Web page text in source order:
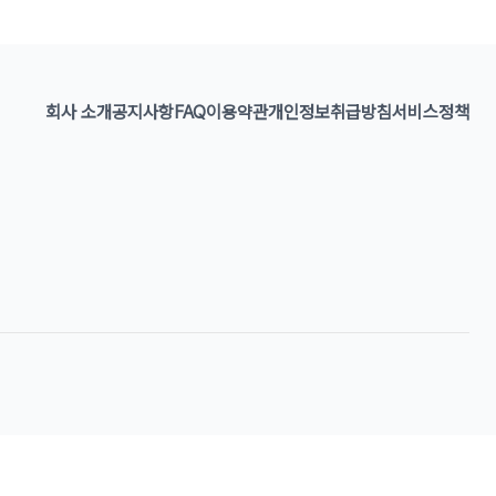
회사 소개공지사항FAQ이용약관개인정보취급방침서비스정책